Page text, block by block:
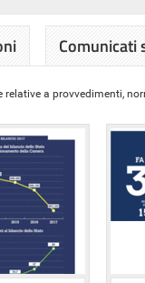
Comunicati
a provvedimenti,